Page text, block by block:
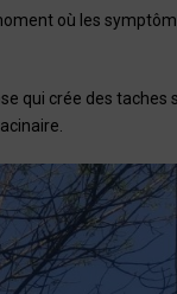
où les
qui crée des